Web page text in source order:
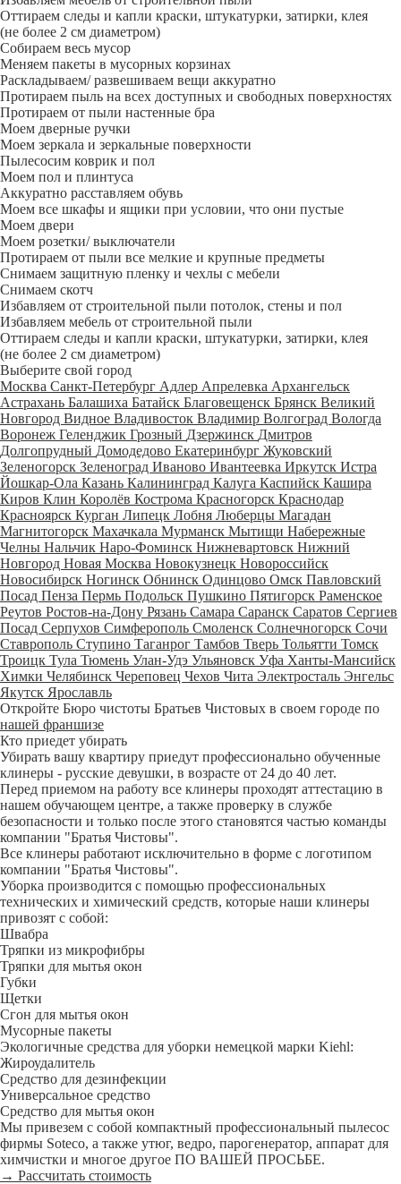
Оттираем следы и капли краски, штукатурки, затирки, клея
(не более 2 см диаметром)
Собираем весь мусор
Меняем пакеты в мусорных корзинах
Раскладываем/ развешиваем вещи аккуратно
Протираем пыль на всех доступных и свободных поверхностях
Протираем от пыли настенные бра
Моем дверные ручки
Моем зеркала и зеркальные поверхности
Пылесосим коврик и пол
Моем пол и плинтуса
Аккуратно расставляем обувь
Моем все шкафы и ящики при условии, что они пустые
Моем двери
Моем розетки/ выключатели
Протираем от пыли все мелкие и крупные предметы
Снимаем защитную пленку и чехлы с мебели
Снимаем скотч
Избавляем от строительной пыли потолок, стены и пол
Избавляем мебель от строительной пыли
Оттираем следы и капли краски, штукатурки, затирки, клея
(не более 2 см диаметром)
Выберите свой город
Москва Санкт-Петербург Адлер Апрелевка Архангельск
Астрахань Балашиха Батайск Благовещенск Брянск Великий
Новгород Видное Владивосток Владимир Волгоград Вологда
Воронеж Геленджик Грозный Дзержинск Дмитров
Долгопрудный Домодедово Екатеринбург Жуковский
Зеленогорск Зеленоград Иваново Ивантеевка Иркутск Истра
Йошкар-Ола Казань Калининград Калуга Каспийск Кашира
Киров Клин Королёв Кострома Красногорск Краснодар
Красноярск Курган Липецк Лобня Люберцы Магадан
Магнитогорск Махачкала Мурманск Мытищи Набережные
Челны Нальчик Наро-Фоминск Нижневартовск Нижний
Новгород Новая Москва Новокузнецк Новороссийск
Новосибирск Ногинск Обнинск Одинцово Омск Павловский
Посад Пенза Пермь Подольск Пушкино Пятигорск Раменское
Реутов Ростов-на-Дону Рязань Самара Саранск Саратов Сергиев
Посад Серпухов Симферополь Смоленск Солнечногорск Сочи
Ставрополь Ступино Таганрог Тамбов Тверь Тольятти Томск
Троицк Тула Тюмень Улан-Удэ Ульяновск Уфа Ханты-Мансийск
Химки Челябинск Череповец Чехов Чита Электросталь Энгельс
Якутск Ярославль
Откройте Бюро чистоты Братьев Чистовых в своем городе по
нашей франшизе
Кто приедет убирать
Убирать вашу квартиру приедут профессионально обученные
клинеры - русские девушки, в возрасте от 24 до 40 лет.
Перед приемом на работу все клинеры проходят аттестацию в
нашем обучающем центре, а также проверку в службе
безопасности и только после этого становятся частью команды
компании "Братья Чистовы".
Все клинеры работают исключительно в форме с логотипом
компании "Братья Чистовы".
Уборка производится с помощью профессиональных
технических и химический средств, которые наши клинеры
привозят с собой:
Швабра
Тряпки из микрофибры
Тряпки для мытья окон
Губки
Щетки
Сгон для мытья окон
Мусорные пакеты
Экологичные средства для уборки немецкой марки Kiehl:
Жироудалитель
Средство для дезинфекции
Универсальное средство
Средство для мытья окон
Мы привезем с собой компактный профессиональный пылесос
фирмы Soteco, а также утюг, ведро, парогенератор, аппарат для
химчистки и многое другое ПО ВАШЕЙ ПРОСЬБЕ.
→ Рассчитать стоимость